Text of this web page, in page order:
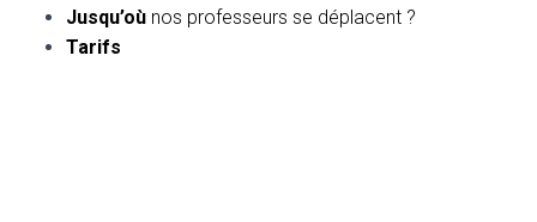
Jusqu’où nos professeurs se déplacent ?
Tarifs